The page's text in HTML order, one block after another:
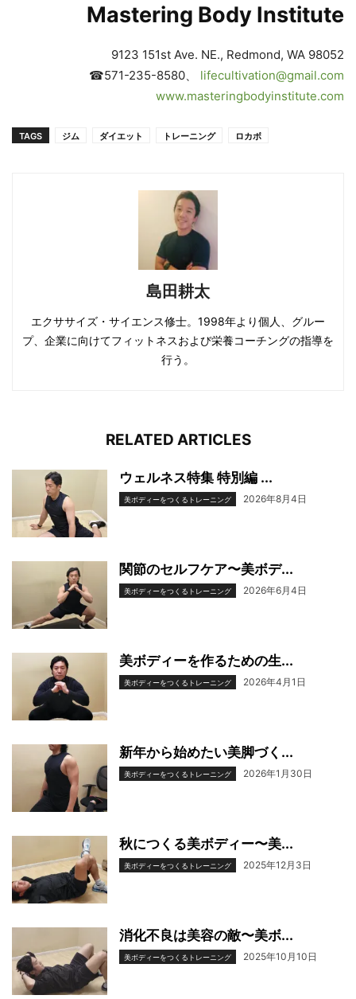
Mastering Body Institute
9123 151st Ave. NE., Redmond, WA 98052
☎571-235-8580、 lifecultivation@gmail.com
www.masteringbodyinstitute.com
TAGS ジム ダイエット トレーニング ロカボ
島田耕太
エクササイズ・サイエンス修士。1998年より個人、グルー
プ、企業に向けてフィットネスおよび栄養コーチングの指導を
行う。
RELATED ARTICLES
ウェルネス特集 特別編 ...
美ボディーをつくるトレーニング 2026年8月4日
関節のセルフケア〜美ボデ...
美ボディーをつくるトレーニング 2026年6月4日
美ボディーを作るための生...
美ボディーをつくるトレーニング 2026年4月1日
新年から始めたい美脚づく...
美ボディーをつくるトレーニング 2026年1月30日
秋につくる美ボディー〜美...
美ボディーをつくるトレーニング 2025年12月3日
消化不良は美容の敵〜美ボ...
美ボディーをつくるトレーニング 2025年10月10日